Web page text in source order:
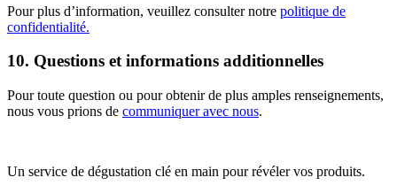
Pour plus d’information, veuillez consulter notre politique de
confidentialité.
10. Questions et informations additionnelles
Pour toute question ou pour obtenir de plus amples renseignements,
nous vous prions de communiquer avec nous.
Un service de dégustation clé en main pour révéler vos produits.